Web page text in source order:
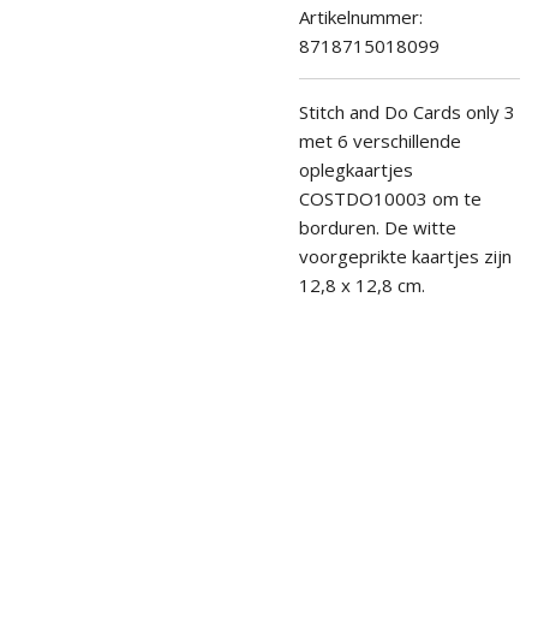
Artikelnummer:
8718715018099
Stitch and Do Cards only 3
met 6 verschillende
oplegkaartjes
COSTDO10003 om te
borduren. De witte
voorgeprikte kaartjes zijn
12,8 x 12,8 cm.